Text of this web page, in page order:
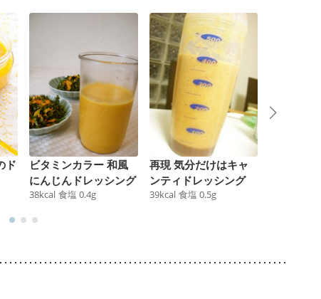
ド
ビタミンカラー 和風
にんじんドレッシング
38kcal 食塩 0.4g
再現 気分だけはキャ
ンティドレッシング
39kcal 食塩 0.5g